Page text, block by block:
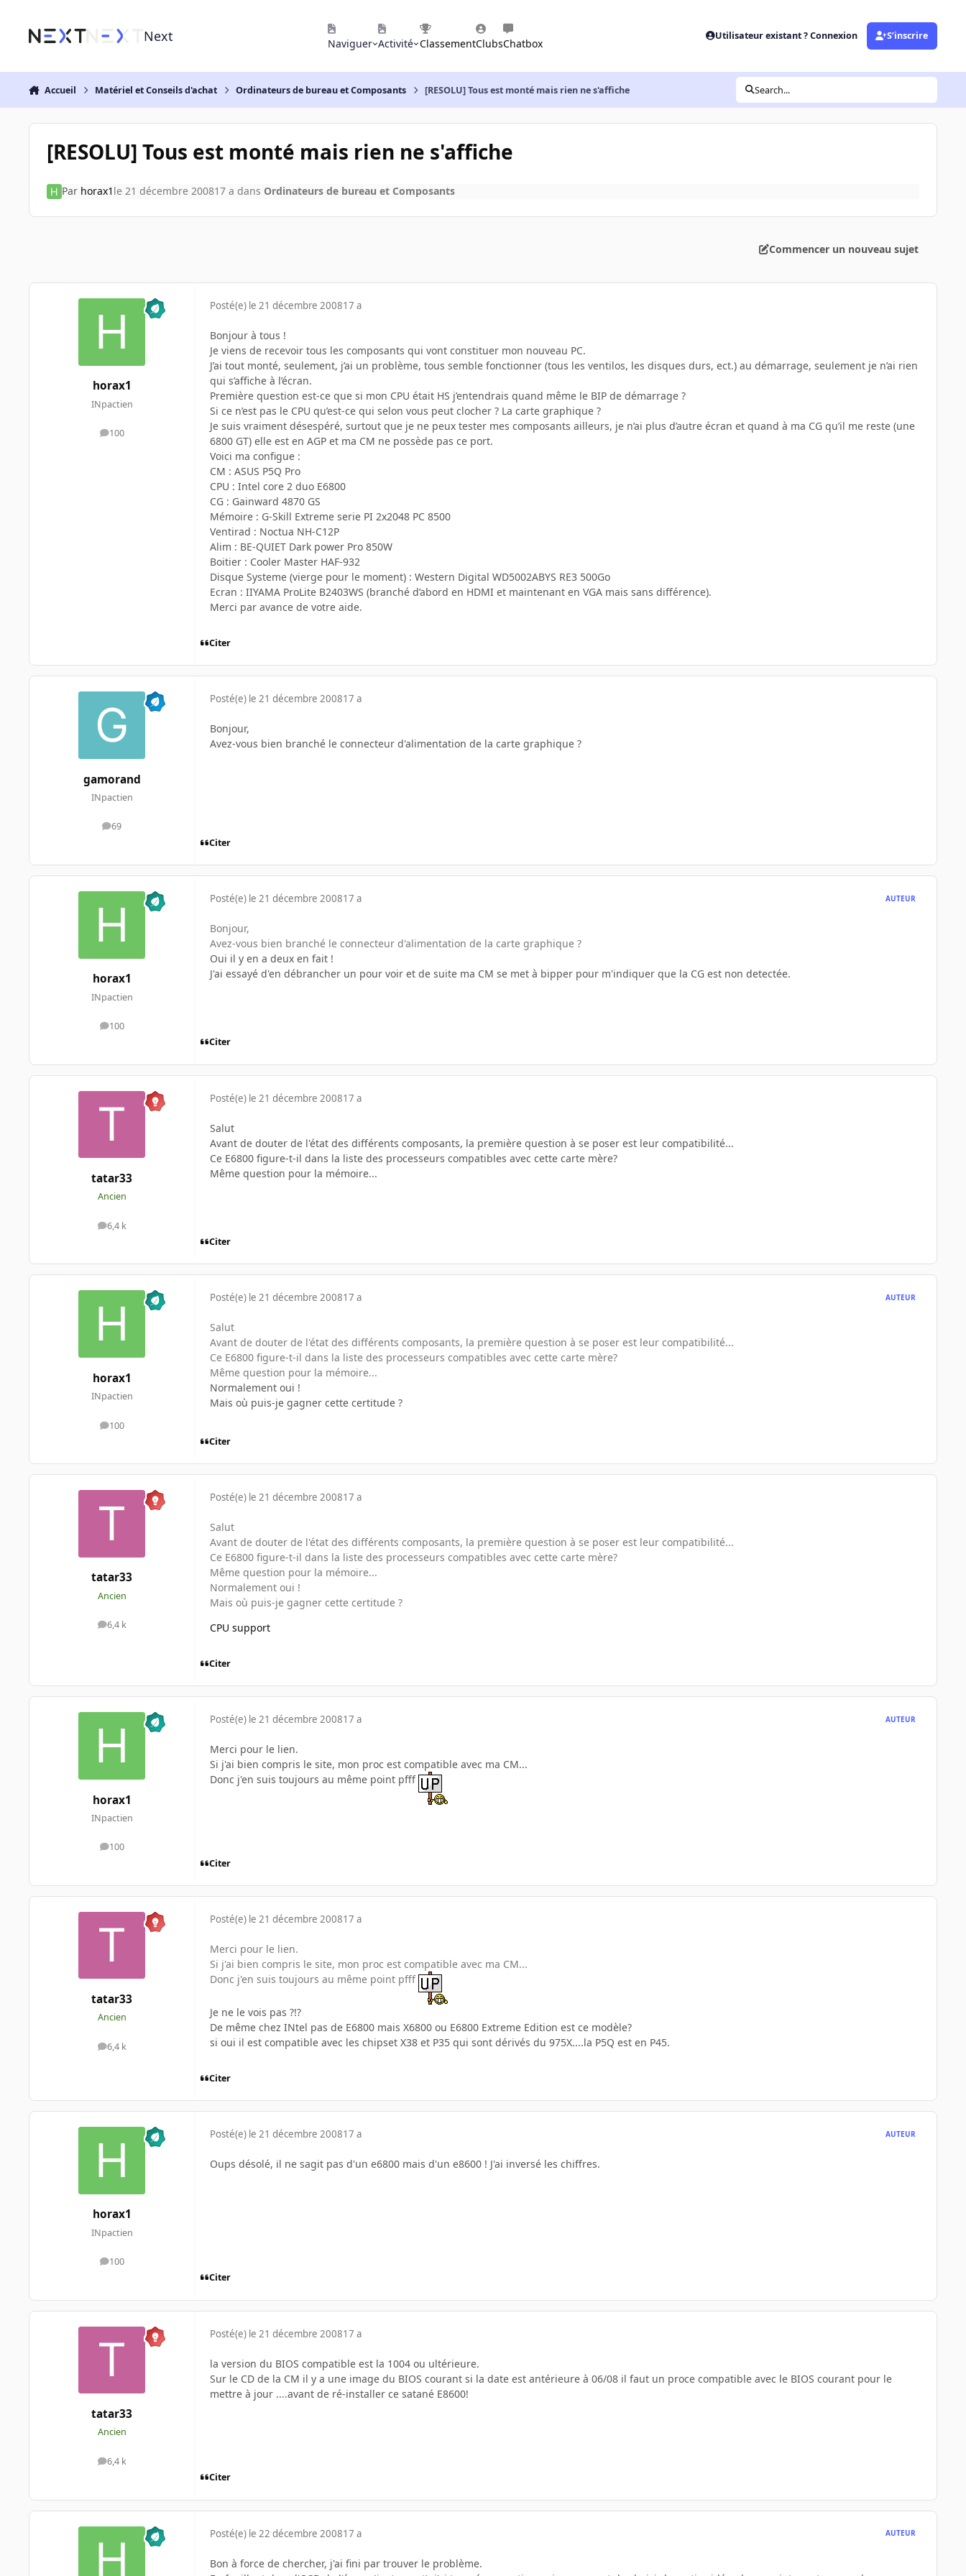
Next Naviguer Activité ClassementClubsChatbox
Utilisateur existant ? Connexion S’inscrire
Accueil Matériel et Conseils d'achat Ordinateurs de bureau et Composants [RESOLU] Tous est monté mais rien ne s'affiche Search...
[RESOLU] Tous est monté mais rien ne s'affiche
Par horax1 le 21 décembre 200817 a dans Ordinateurs de bureau et Composants
Commencer un nouveau sujet
horax1
INpactien
100
messages
Posté(e) le 21 décembre 200817 a
Bonjour à tous !
Je viens de recevoir tous les composants qui vont constituer mon nouveau PC.
J’ai tout monté, seulement, j’ai un problème, tous semble fonctionner (tous les ventilos, les disques durs, ect.) au démarrage, seulement je n’ai rien
qui s’affiche à l’écran.
Première question est-ce que si mon CPU était HS j’entendrais quand même le BIP de démarrage ?
Si ce n’est pas le CPU qu’est-ce qui selon vous peut clocher ? La carte graphique ?
Je suis vraiment désespéré, surtout que je ne peux tester mes composants ailleurs, je n’ai plus d’autre écran et quand à ma CG qu’il me reste (une
6800 GT) elle est en AGP et ma CM ne possède pas ce port.
Voici ma configue :
CM : ASUS P5Q Pro
CPU : Intel core 2 duo E6800
CG : Gainward 4870 GS
Mémoire : G-Skill Extreme serie PI 2x2048 PC 8500
Ventirad : Noctua NH-C12P
Alim : BE-QUIET Dark power Pro 850W
Boitier : Cooler Master HAF-932
Disque Systeme (vierge pour le moment) : Western Digital WD5002ABYS RE3 500Go
Ecran : IIYAMA ProLite B2403WS (branché d’abord en HDMI et maintenant en VGA mais sans différence).
Merci par avance de votre aide.
Citer
gamorand
INpactien
69
messages
Posté(e) le 21 décembre 200817 a
Bonjour,
Avez-vous bien branché le connecteur d'alimentation de la carte graphique ?
Citer
horax1
INpactien
100
messages
Posté(e) le 21 décembre 200817 a AUTEUR
Bonjour,
Avez-vous bien branché le connecteur d'alimentation de la carte graphique ?
Oui il y en a deux en fait !
J'ai essayé d'en débrancher un pour voir et de suite ma CM se met à bipper pour m'indiquer que la CG est non detectée.
Citer
tatar33
Ancien
6,4 k
messages
Posté(e) le 21 décembre 200817 a
Salut
Avant de douter de l'état des différents composants, la première question à se poser est leur compatibilité...
Ce E6800 figure-t-il dans la liste des processeurs compatibles avec cette carte mère?
Même question pour la mémoire...
Citer
horax1
INpactien
100
messages
Posté(e) le 21 décembre 200817 a AUTEUR
Salut
Avant de douter de l'état des différents composants, la première question à se poser est leur compatibilité...
Ce E6800 figure-t-il dans la liste des processeurs compatibles avec cette carte mère?
Même question pour la mémoire...
Normalement oui !
Mais où puis-je gagner cette certitude ?
Citer
tatar33
Ancien
6,4 k
messages
Posté(e) le 21 décembre 200817 a
Salut
Avant de douter de l'état des différents composants, la première question à se poser est leur compatibilité...
Ce E6800 figure-t-il dans la liste des processeurs compatibles avec cette carte mère?
Même question pour la mémoire...
Normalement oui !
Mais où puis-je gagner cette certitude ?
CPU support
Citer
horax1
INpactien
100
messages
Posté(e) le 21 décembre 200817 a AUTEUR
Merci pour le lien.
Si j'ai bien compris le site, mon proc est compatible avec ma CM...
Donc j'en suis toujours au même point pfff
Citer
tatar33
Ancien
6,4 k
messages
Posté(e) le 21 décembre 200817 a
Merci pour le lien.
Si j'ai bien compris le site, mon proc est compatible avec ma CM...
Donc j'en suis toujours au même point pfff
Je ne le vois pas ?!?
De même chez INtel pas de E6800 mais X6800 ou E6800 Extreme Edition est ce modèle?
si oui il est compatible avec les chipset X38 et P35 qui sont dérivés du 975X....la P5Q est en P45.
Citer
horax1
INpactien
100
messages
Posté(e) le 21 décembre 200817 a AUTEUR
Oups désolé, il ne sagit pas d'un e6800 mais d'un e8600 ! J'ai inversé les chiffres.
Citer
tatar33
Ancien
6,4 k
messages
Posté(e) le 21 décembre 200817 a
la version du BIOS compatible est la 1004 ou ultérieure.
Sur le CD de la CM il y a une image du BIOS courant si la date est antérieure à 06/08 il faut un proce compatible avec le BIOS courant pour le
mettre à jour ....avant de ré-installer ce satané E8600!
Citer
Posté(e) le 22 décembre 200817 a AUTEUR
Bon à force de chercher, j'ai fini par trouver le problème.